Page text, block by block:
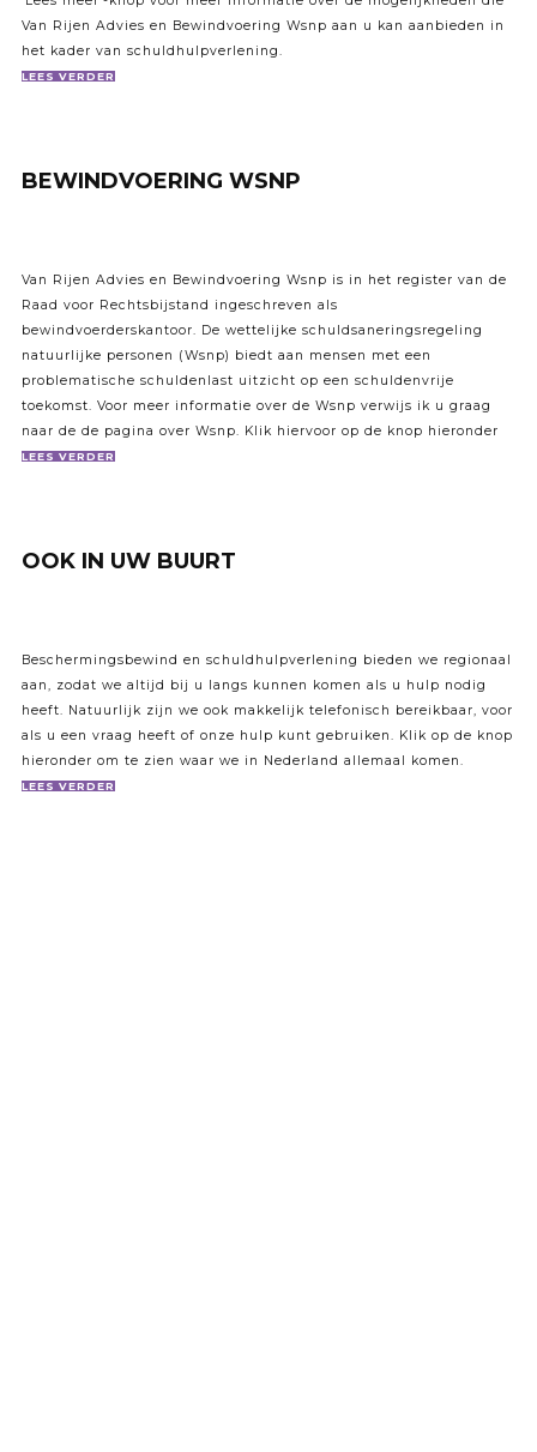
Van Rijen Advies en Bewindvoering Wsnp aan u kan aanbieden in
het kader van schuldhulpverlening.
LEES VERDER
BEWINDVOERING WSNP
Van Rijen Advies en Bewindvoering Wsnp is in het register van de ​
Raad voor Rechtsbijstand ingeschreven als
bewindvoerderskantoor. De wettelijke schuldsaneringsregeling
natuurlijke personen (Wsnp) biedt aan mensen met een
problematische schuldenlast uitzicht op een schuldenvrije
toekomst. Voor meer informatie over de Wsnp verwijs ik u graag
naar de de pagina over Wsnp. Klik hiervoor op de knop hieronder
LEES VERDER
OOK IN UW BUURT
Beschermingsbewind en schuldhulpverlening bieden we regionaal
aan, zodat we altijd bij u langs kunnen komen als u hulp nodig
heeft. Natuurlijk zijn we ook makkelijk telefonisch bereikbaar, voor
als u een vraag heeft of onze hulp kunt gebruiken. Klik op de knop
hieronder om te zien waar we in Nederland allemaal komen.
LEES VERDER